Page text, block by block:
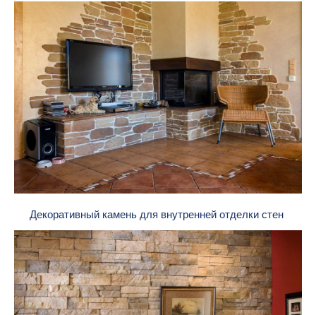
Декоративный камень для внутренней отделки стен